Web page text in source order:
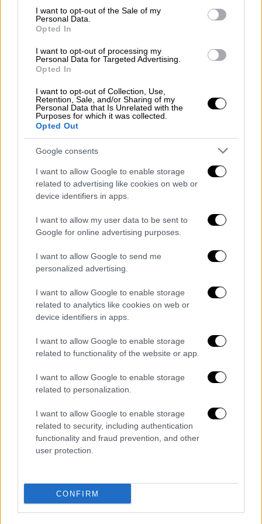
consent section.
I want to opt-out of the Sale of my
Personal Data.
Opted In
I want to opt-out of processing my
Personal Data for Targeted Advertising.
Opted In
I want to opt-out of Collection, Use,
Retention, Sale, and/or Sharing of my
Personal Data that Is Unrelated with the
Purposes for which it was collected.
Opted Out
Google consents
I want to allow Google to enable storage
related to advertising like cookies on web or
device identifiers in apps.
I want to allow my user data to be sent to
Google for online advertising purposes.
I want to allow Google to send me
personalized advertising.
I want to allow Google to enable storage
related to analytics like cookies on web or
device identifiers in apps.
I want to allow Google to enable storage
related to functionality of the website or app.
I want to allow Google to enable storage
related to personalization.
I want to allow Google to enable storage
related to security, including authentication
functionality and fraud prevention, and other
user protection.
CONFIRM
συμβολικής της αξίας, που διαδόθηκε
γρήγορα και η συμπερίληψη χαιρετίστηκε
από τα μέσα ως κάτι που αλλάζει τα μέχρι
τώρα δεδομένα στην ελληνική κοινωνία.
Έτσι με την αίσθηση του κατεπείγοντος,
πήραμε την κάμερά μας και ξεκινήσαμε μια
σχεδόν DIY καταγραφή για ένα ντοκιμαντέρ
παρατήρησης, στην παράδοση του σινεμά
βεριτέ, με ένα άτομο με σύνδρομο Down στο
επίκεντρό του.
Πώς σκέφτεται; Τι αισθάνεται; Τι
ονειρεύεται η Λωξάνδρα και πώς επηρεάζει
μαζί της; Όσο οι πρόβες προχωρούσαν
άρχισαν να δημιουργούνται και άλλα
ερωτήματα μέσα μας, τα περισσότερα από τα
οποία βρήκαμε ξανά μπροστά μας στη
διαδικασία του μοντάζ. Με ποιες συνθήκες
και ποιο προσωπικό κόστος συμμετέχουν τα
ανάπηρα άτομα σε μια εργασιακή κατάσταση
να τα περιλαμβάνει; Ποιες θα μπορούσαν να
είναι οι προϋποθέσεις για να συμβεί η
συμπερίληψη; Γιατί τώρα αυτή η ταινία;
Μήπως η περίπτωση της Λωξάνδρας είναι η
εξαίρεση στον κανόνα του αποκλεισμού των
ανάπηρων ατόμων από την τέχνη και την
εργασία;
Τελικά αρκεί η καλή πρόθεση της
αυξάνεται η ορατότητα, τόσο δυναμώνει και
η υπόσχεση ότι κάτι αλλάζει προς μια